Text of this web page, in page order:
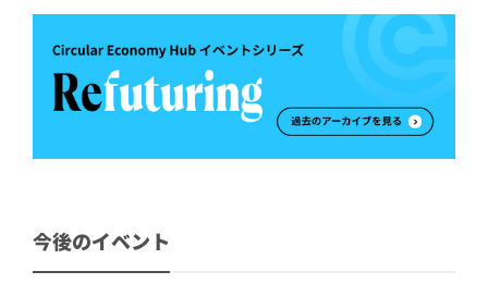
今後のイベント